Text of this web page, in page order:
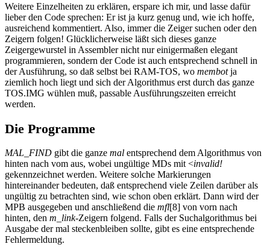
Weitere Einzelheiten zu erklären, erspare ich mir, und lasse dafür
lieber den Code sprechen: Er ist ja kurz genug und, wie ich hoffe,
ausreichend kommentiert. Also, immer die Zeiger suchen oder den
Zeigern folgen! Glücklicherweise läßt sich dieses ganze
Zeigergewurstel in Assembler nicht nur einigermaßen elegant
programmieren, sondern der Code ist auch entsprechend schnell in
der Ausführung, so daß selbst bei RAM-TOS, wo membotja
ziemlich hoch liegt und sich der Algorithmus erst durch das ganze
TOS.IMG wühlen muß, passable Ausführungszeiten erreicht
werden.
Die Programme
MAL_FIND gibt die ganze mal entsprechend dem Algorithmus von
hinten nach vom aus, wobei ungültige MDs mit <invalid!
gekennzeichnet werden. Weitere solche Markierungen
hintereinander bedeuten, daß entsprechend viele Zeilen darüber als
ungültig zu betrachten sind, wie schon oben erklärt. Dann wird der
MPB ausgegeben und anschließend die mfl[8] von vorn nach
hinten, den m_link-Zeigern folgend. Falls der Suchalgorithmus bei
Ausgabe der mal steckenbleiben sollte, gibt es eine entsprechende
Fehlermeldung.